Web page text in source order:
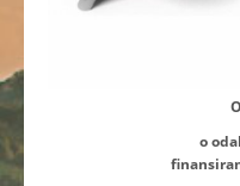
o odabiru